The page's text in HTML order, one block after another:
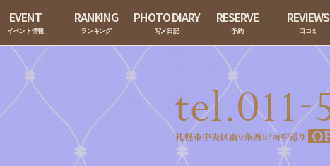
EVENT
イベント情報
RANKING
ランキング
PHOTO DIARY
写メ日記
RESERVE
予約
REVIEWS
口コミ